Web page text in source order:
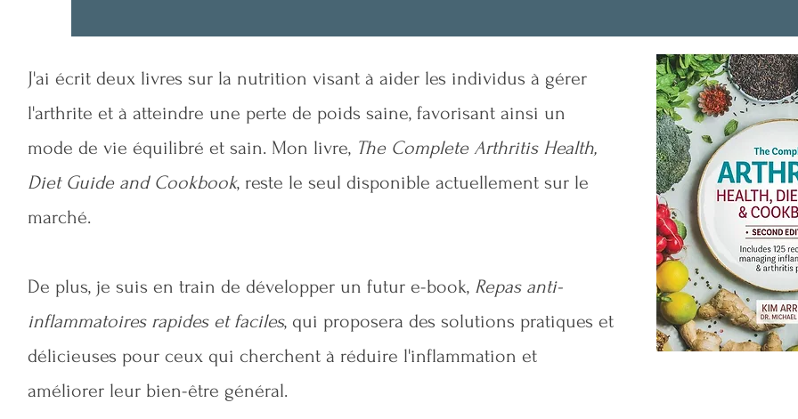
J'ai écrit deux livres sur la nutrition visant à aider les individus à gérer
l'arthrite et à atteindre une perte de poids saine, favorisant ainsi un
mode de vie équilibré et sain. Mon livre, The Complete Arthritis Health,
Diet Guide and Cookbook, reste le seul disponible actuellement sur le
marché.
De plus, je suis en train de développer un futur e-book, Repas anti-
inflammatoires rapides et faciles, qui proposera des solutions pratiques et
délicieuses pour ceux qui cherchent à réduire l'inflammation et
améliorer leur bien-être général.